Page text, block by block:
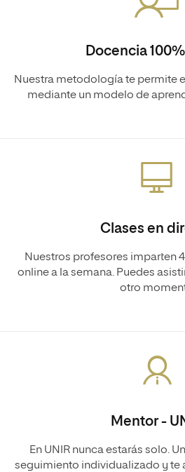
Docencia
Nuestra metodología te permite
mediante un modelo de
Clases en
Nuestros profesores imparten
online a la semana. Puedes
otro
Mentor -
En UNIR nunca estarás solo.
seguimiento individualizado y te